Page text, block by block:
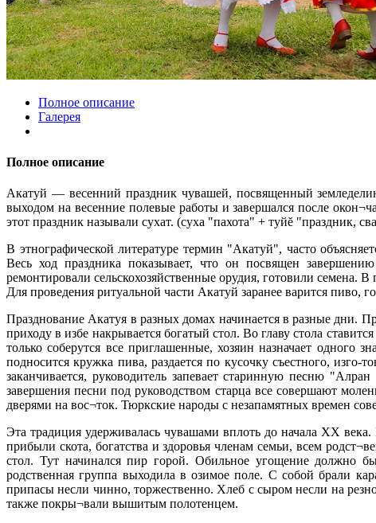
Полное описание
Галерея
Полное описание
Акатуй — весенний праздник чувашей, посвященный
выходом на весенние полевые работы и завершался после
этот праздник называли сухат. (суха "пахота" + туйĕ "праздник,
В этнографической литературе термин "Акатуй", часто
Весь ход праздника показывает, что он посвящен
ремонтировали сельскохозяйственные орудия, готовили семена.
Для проведения ритуальной части Акатуй заранее варится пиво,
Празднование Акатуя в разных домах начинается в разные дни.
приходу в избе накрывается богатый стол. Во главу стола
только соберутся все приглашенные, хозяин назначает
подносится кружка пива, раздается по кусочку съестного,
заканчивается, руководитель запевает старинную песню
завершения песни под руководством старца все совершают
дверями на вос¬ток. Тюркские народы с незапамятных времен
Эта традиция удерживалась чувашами вплоть до начала XX
прибыли скота, богатства и здоровья членам семьи, всем
стол. Тут начинался пир горой. Обильное угощение должно
родственная группа выходила в озимое поле. С собой брали
припасы несли чинно, торжественно. Хлеб с сыром несли на
также покры¬вали вышитым полотенцем.